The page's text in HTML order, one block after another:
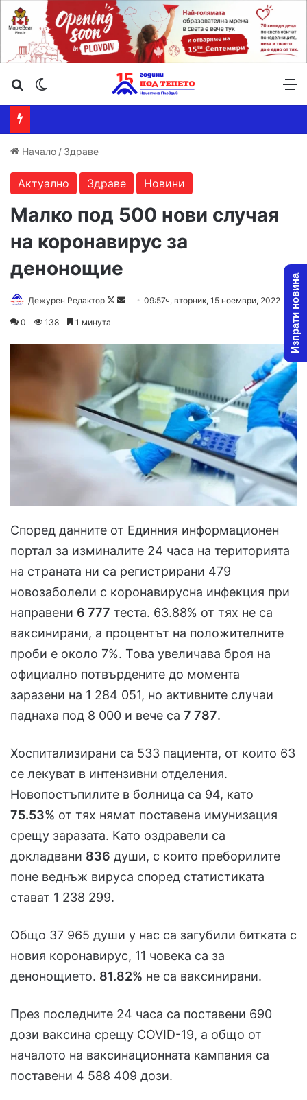
Търсене ...
Начало / Здраве
Актуално Здраве Новини
Малко под 500 нови случая
на коронавирус за
денонощие
Дежурен Редактор
Follow
Send09:57ч, вторник, 15 ноември, 2022
0 138 1 минута
Според данните от Единния информационен
портал за изминалите 24 часа на територията
на страната ни са регистрирани 479
новозаболели с коронавирусна инфекция при
направени 6 777 теста. 63.88% от тях не са
ваксинирани, а процентът на положителните
проби е около 7%. Това увеличава броя на
официално потвърдените до момента
заразени на 1 284 051, но активните случаи
паднаха под 8 000 и вече са 7 787.
Хоспитализирани са 533 пациента, от които 63
се лекуват в интензивни отделения.
Новопостъпилите в болница са 94, като
75.53% от тях нямат поставена имунизация
срещу заразата. Като оздравели са
докладвани 836 души, с които преборилите
поне веднъж вируса според статистиката
стават 1 238 299.
Общо 37 965 души у нас са загубили битката с
новия коронавирус, 11 човека са за
денонощието. 81.82% не са ваксинирани.
През последните 24 часа са поставени 690
дози ваксина срещу COVID-19, а общо от
началото на ваксинационната кампания са
поставени 4 588 409 дози.
Изпрати новина